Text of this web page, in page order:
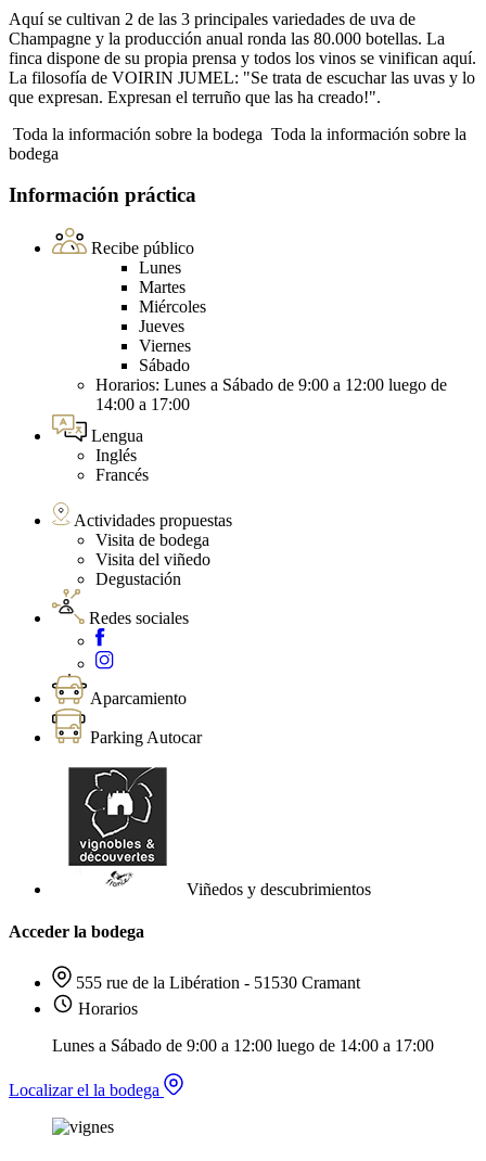
Aquí se cultivan 2 de las 3 principales variedades de uva de
Champagne y la producción anual ronda las 80.000 botellas. La
finca dispone de su propia prensa y todos los vinos se vinifican aquí.
La filosofía de VOIRIN JUMEL: "Se trata de escuchar las uvas y lo
que expresan. Expresan el terruño que las ha creado!".
Toda la información sobre la bodega Toda la información sobre la
bodega
Información práctica
Recibe público
Lunes
Martes
Miércoles
Jueves
Viernes
Sábado
Horarios: Lunes a Sábado de 9:00 a 12:00 luego de
14:00 a 17:00
Lengua
Inglés
Francés
Actividades propuestas
Visita de bodega
Visita del viñedo
Degustación
Redes sociales
Aparcamiento
Parking Autocar
Viñedos y descubrimientos
Acceder la bodega
555 rue de la Libération - 51530 Cramant
Horarios
Lunes a Sábado de 9:00 a 12:00 luego de 14:00 a 17:00
Localizar el la bodega